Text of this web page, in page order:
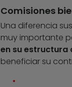
Comisiones
Una diferencia
muy importante
en su estructura
beneficiar su